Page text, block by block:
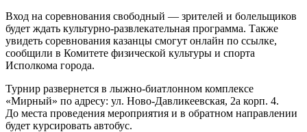
Вход на соревнования свободный — зрителей и болельщиков
будет ждать культурно-развлекательная программа. Также
увидеть соревнования казанцы смогут онлайн по ссылке,
сообщили в Комитете физической культуры и спорта
Исполкома города.
Турнир развернется в лыжно-биатлонном комплексе
«Мирный» по адресу: ул. Ново-Давликеевская, 2а корп. 4.
До места проведения мероприятия и в обратном направлении
будет курсировать автобус.